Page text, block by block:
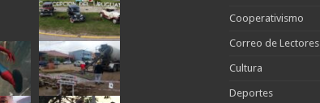
Cooperativismo
Correo de Lectores
Cultura
Deportes